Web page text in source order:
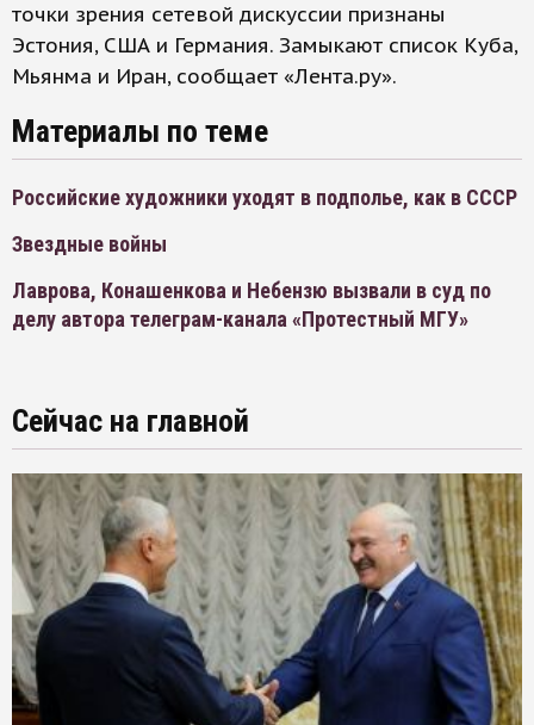
точки зрения сетевой дискуссии признаны
Эстония, США и Германия. Замыкают список Куба,
Мьянма и Иран, сообщает «Лента.ру».
Материалы по теме
Российские художники уходят в подполье, как в СССР
Звездные войны
Лаврова, Конашенкова и Небензю вызвали в суд по
делу автора телеграм-канала «Протестный МГУ»
Сейчас на главной